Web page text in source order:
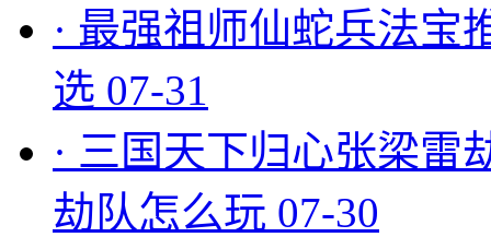
· 最强祖师仙蛇兵法宝
选 07-31
· 三国天下归心张梁雷
劫队怎么玩 07-30